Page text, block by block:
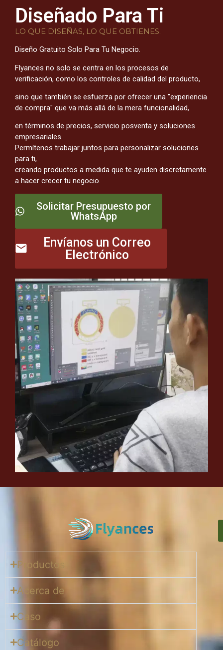
Diseñado Para Ti
LO QUE DISEÑAS, LO QUE OBTIENES.
Diseño Gratuito Solo Para Tu Negocio.
Flyances no solo se centra en los procesos de
verificación, como los controles de calidad del producto,
sino que también se esfuerza por ofrecer una "experiencia
de compra" que va más allá de la mera funcionalidad,
en términos de precios, servicio posventa y soluciones
empresariales.
Permítenos trabajar juntos para personalizar soluciones
para ti,
creando productos a medida que te ayuden discretamente
a hacer crecer tu negocio.
Solicitar Presupuesto por
WhatsApp
Envíanos un Correo
Electrónico
Productos
Acerca de
Caso
Catálogo